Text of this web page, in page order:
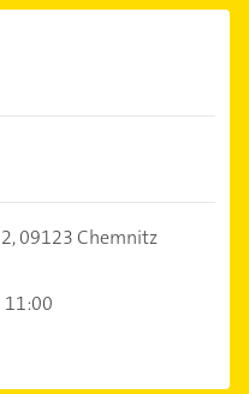
09123 Chemnitz